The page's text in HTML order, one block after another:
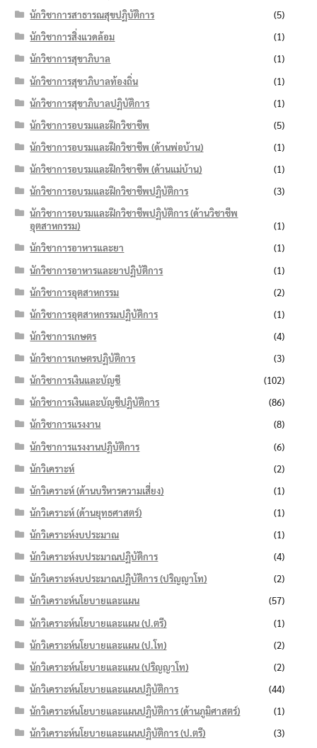
นักวิชาการสาธารณสุขปฏิบัติการ
(5)
นักวิชาการสิ่งแวดล้อม
(1)
นักวิชาการสุขาภิบาล
(1)
นักวิชาการสุขาภิบาลท้องถิ่น
(1)
นักวิชาการสุขาภิบาลปฏิบัติการ
(1)
นักวิชาการอบรมและฝึกวิชาชีพ
(5)
นักวิชาการอบรมและฝึกวิชาชีพ (ด้านพ่อบ้าน)
(1)
นักวิชาการอบรมและฝึกวิชาชีพ (ด้านแม่บ้าน)
(1)
นักวิชาการอบรมและฝึกวิชาชีพปฏิบัติการ
(3)
นักวิชาการอบรมและฝึกวิชาชีพปฏิบัติการ (ด้านวิชาชีพ
อุตสาหกรรม)
(1)
นักวิชาการอาหารและยา
(1)
นักวิชาการอาหารและยาปฏิบัติการ
(1)
นักวิชาการอุตสาหกรรม
(2)
นักวิชาการอุตสาหกรรมปฏิบัติการ
(1)
นักวิชาการเกษตร
(4)
นักวิชาการเกษตรปฏิบัติการ
(3)
นักวิชาการเงินและบัญชี
(102)
นักวิชาการเงินและบัญชีปฏิบัติการ
(86)
นักวิชาการแรงงาน
(8)
นักวิชาการแรงงานปฏิบัติการ
(6)
นักวิเคราะห์
(2)
นักวิเคราะห์ (ด้านบริหารความเสี่ยง)
(1)
นักวิเคราะห์ (ด้านยุทธศาสตร์)
(1)
นักวิเคราะห์งบประมาณ
(1)
นักวิเคราะห์งบประมาณปฏิบัติการ
(4)
นักวิเคราะห์งบประมาณปฏิบัติการ (ปริญญาโท)
(2)
นักวิเคราะห์นโยบายและแผน
(57)
นักวิเคราะห์นโยบายและแผน (ป.ตรี)
(1)
นักวิเคราะห์นโยบายและแผน (ป.โท)
(2)
นักวิเคราะห์นโยบายและแผน (ปริญญาโท)
(2)
นักวิเคราะห์นโยบายและแผนปฏิบัติการ
(44)
นักวิเคราะห์นโยบายและแผนปฏิบัติการ (ด้านภูมิศาสตร์)
(1)
นักวิเคราะห์นโยบายและแผนปฏิบัติการ (ป.ตรี)
(3)